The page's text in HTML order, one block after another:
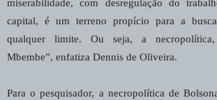
miserabilidade, com desregulação do
capital, é um terreno propício para a
qualquer limite. Ou seja, a
Mbembe”, enfatiza Dennis de Oliveira.
Para o pesquisador, a necropolítica de